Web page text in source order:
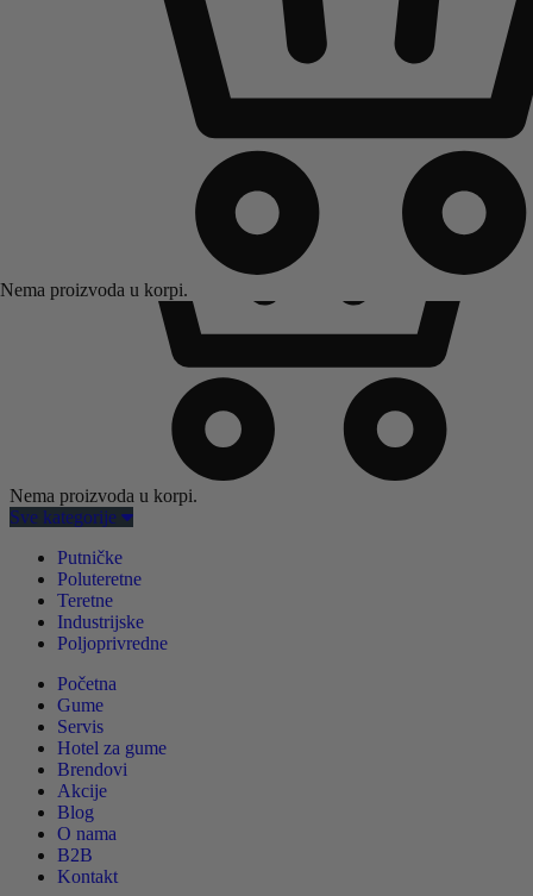
Nema proizvoda u korpi.
Sve kategorije
Putničke
Poluteretne
Teretne
Industrijske
Poljoprivredne
Početna
Gume
Servis
Hotel za gume
Brendovi
Akcije
Blog
O nama
B2B
Kontakt
Nema proizvoda u korpi.